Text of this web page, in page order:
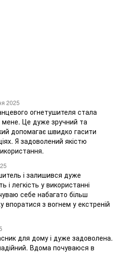
2025
огнетушителя стала
мене. Це дуже зручний та
допомагає швидко гасити
Я задоволений якістю
і залишився дуже
і легкість у використанні
себе набагато більш
з вогнем у екстреній
для дому і дуже задоволена.
Вдома почуваюся в